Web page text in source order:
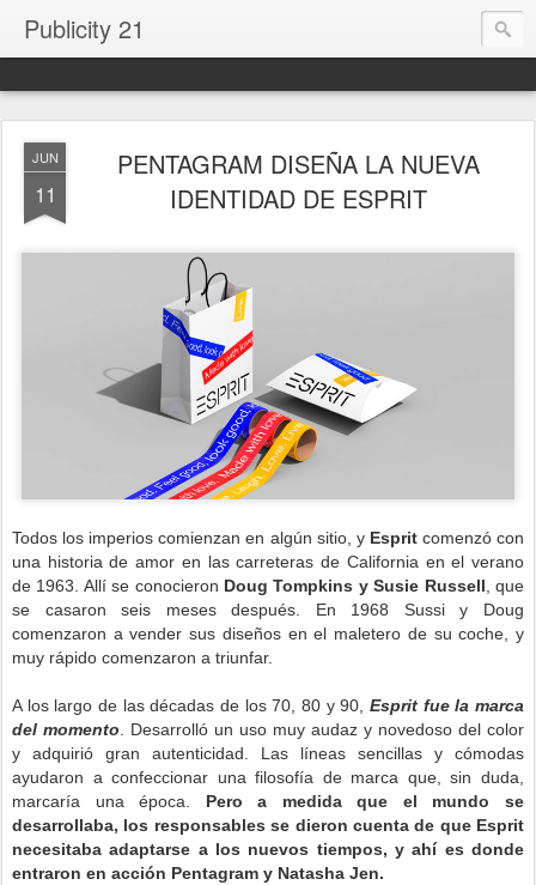
Publicity 21
JUN
11
PENTAGRAM DISEÑA LA NUEVA
IDENTIDAD DE ESPRIT
Todos los imperios comienzan en algún sitio, y Espritcomenzó con
una historia de amor en las carreteras de California en el verano
de 1963. Allí se conocieron Doug Tompkins y Susie Russell , que
se casaron seis meses después. En 1968 Sussi y Doug
comenzaron a vender sus diseños en el maletero de su coche, y
muy rápido comenzaron a triunfar.
A los largo de las décadas de los 70, 80 y 90, Esprit fue la marca
del momento . Desarrolló un uso muy audaz y novedoso del color
y adquirió gran autenticidad. Las líneas sencillas y cómodas
ayudaron a confeccionar una filosofía de marca que, sin duda,
marcaría una época. Pero a medida que el mundo se
desarrollaba, los responsables se dieron cuenta de que Esprit
necesitaba adaptarse a los nuevos tiempos, y ahí es donde
entraron en acción Pentagram y Natasha Jen.